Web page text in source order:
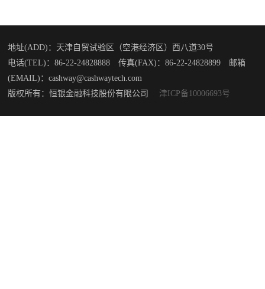
地址(ADD)：天津自贸试验区（空港经济区）西八道30号
电话(TEL)：86-22-24828888 传真(FAX)：86-22-24828899 邮箱
(EMAIL)：cashway@cashwaytech.com
版权所有：恒银金融科技股份有限公司
津ICP备10006693号